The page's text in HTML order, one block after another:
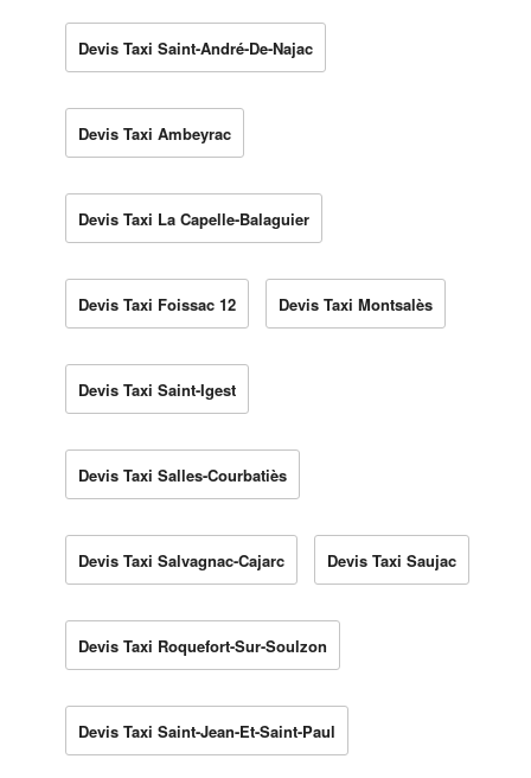
Devis Taxi Saint-André-De-Najac
Devis Taxi Ambeyrac
Devis Taxi La Capelle-Balaguier
Devis Taxi Foissac 12 Devis Taxi Montsalès
Devis Taxi Saint-Igest
Devis Taxi Salles-Courbatiès
Devis Taxi Salvagnac-Cajarc Devis Taxi Saujac
Devis Taxi Roquefort-Sur-Soulzon
Devis Taxi Saint-Jean-Et-Saint-Paul